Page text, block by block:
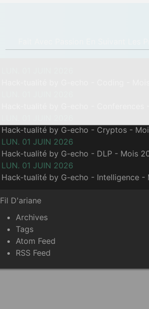
Hack-tualité by G-echo - Coding -
Hack-tualité by G-echo -
Hack-tualité by G-echo - Cryptos -
LUN. 01 JUIN 2026
Hack-tualité by G-echo - DLP - Mois
LUN. 01 JUIN 2026
Hack-tualité by G-echo - Intelligence -
Fil D'ariane
Archives
Tags
Atom Feed
RSS Feed